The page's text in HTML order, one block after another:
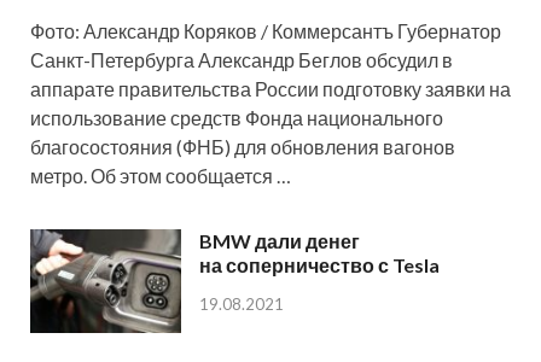
Фото: Александр Коряков / Коммерсантъ Губернатор
Санкт-Петербурга Александр Беглов обсудил в
аппарате правительства России подготовку заявки на
использование средств Фонда национального
благосостояния (ФНБ) для обновления вагонов
метро. Об этом сообщается …
BMW дали денег
на соперничество с Tesla
19.08.2021